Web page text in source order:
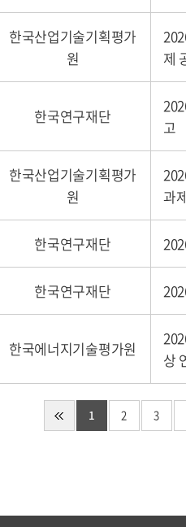
한국산업기술기획평가
원
제
한국연구재단
고
한국산업기술기획평가
원
과
한국연구재단
한국연구재단
한국에너지기술평가원
상
1 2 3